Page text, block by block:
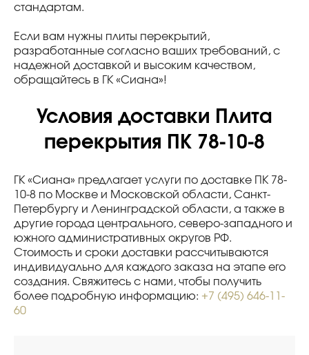
стандартам.
Если вам нужны плиты перекрытий,
разработанные согласно ваших требований, с
надежной доставкой и высоким качеством,
обращайтесь в ГК «Сиана»!
Условия доставки Плита
перекрытия ПК 78-10-8
ГК «Сиана» предлагает услуги по доставке ПК 78-
10-8 по Москве и Московской области, Санкт-
Петербургу и Ленинградской области, а также в
другие города центрального, северо-западного и
южного административных округов РФ.
Стоимость и сроки доставки рассчитываются
индивидуально для каждого заказа на этапе его
создания. Свяжитесь с нами, чтобы получить
более подробную информацию: +7 (495) 646-11-
60